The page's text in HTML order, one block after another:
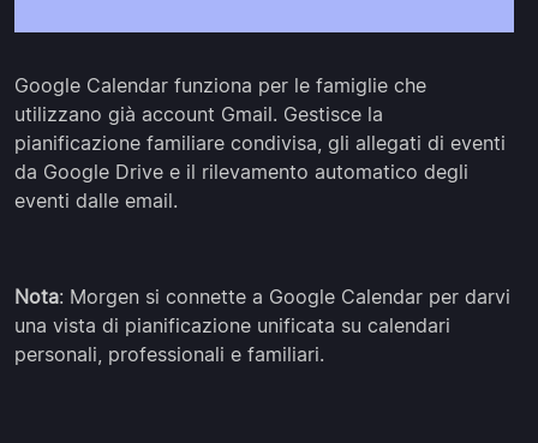
Google Calendar funziona per le famiglie che
utilizzano già account Gmail. Gestisce la
pianificazione familiare condivisa, gli allegati di eventi
da Google Drive e il rilevamento automatico degli
eventi dalle email.
Nota: Morgen si connette a Google Calendar per darvi
una vista di pianificazione unificata su calendari
personali, professionali e familiari.